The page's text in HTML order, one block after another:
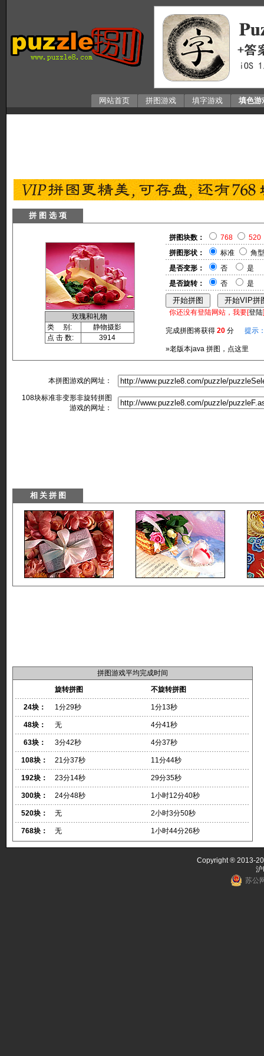
网站首页 拼图游戏 填字游戏 填色游
拼 图 选 项
玫瑰和礼物
类 别:
静物摄影
点 击 数:
3914
拼图块数： 768
520
拼图形状：
标准
角型
是否变形：
否
是
是否旋转：
否 是
你还没有登陆网站，我要[登陆
完成拼图将获得 20 分 提示
»老版本java 拼图，点这里
本拼图游戏的网址：
108块标准非变形非旋转拼图
游戏的网址：
拼图游戏平均完成时间
旋转拼图
不旋转拼图
24块： 1分29秒 1分13秒
48块： 无 4分41秒
63块： 3分42秒 4分37秒
108块： 21分37秒 11分44秒
192块： 23分14秒 29分35秒
300块： 24分48秒 1小时12分40秒
520块： 无 2小时3分50秒
768块： 无 1小时44分26秒
Copyright ® 2013-
苏公